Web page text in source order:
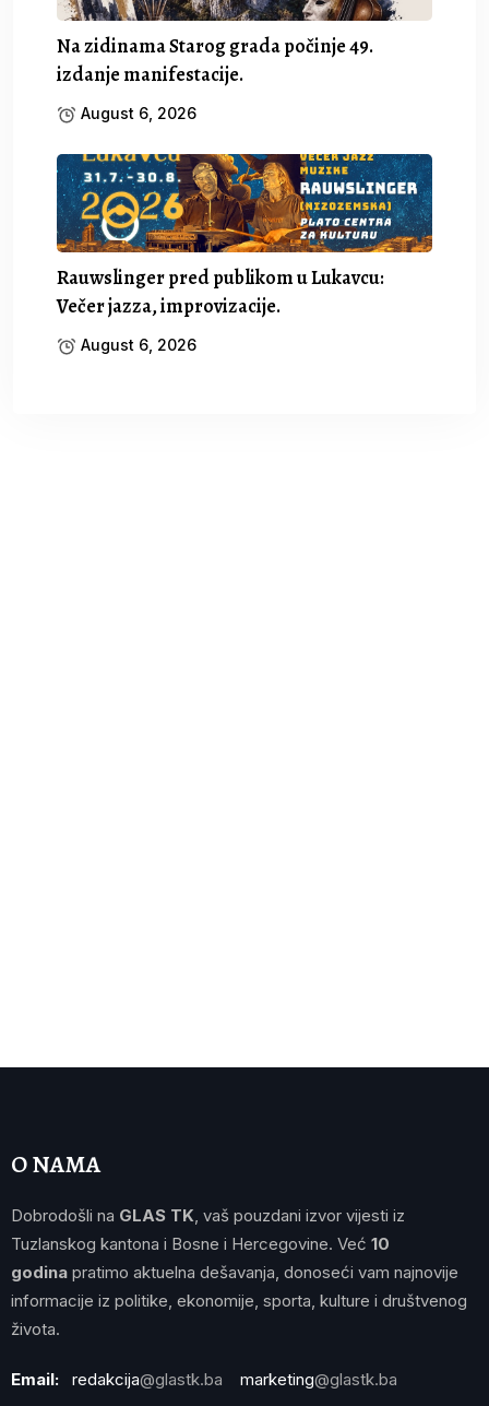
Na zidinama Starog grada počinje 49.
izdanje manifestacije.
August 6, 2026
Rauwslinger pred publikom u Lukavcu:
Večer jazza, improvizacije.
August 6, 2026
O NAMA
Dobrodošli na GLAS TK , vaš pouzdani izvor vijesti iz
Tuzlanskog kantona i Bosne i Hercegovine. Već 10
godina pratimo aktuelna dešavanja, donoseći vam najnovije
informacije iz politike, ekonomije, sporta, kulture i društvenog
života.
Email: redakcija@glastk.ba marketing@glastk.ba